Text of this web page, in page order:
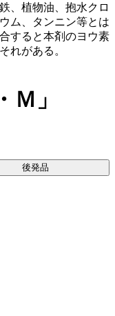
、植物油、抱水クロ
ム、タンニン等とは
すると本剤のヨウ素
れがある。
」
後発品